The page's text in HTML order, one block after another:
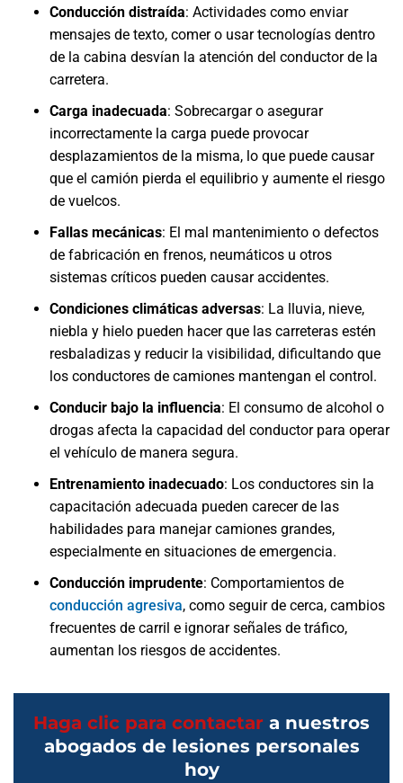
Conducción distraída: Actividades como enviar
mensajes de texto, comer o usar tecnologías dentro
de la cabina desvían la atención del conductor de la
carretera.
Carga inadecuada: Sobrecargar o asegurar
incorrectamente la carga puede provocar
desplazamientos de la misma, lo que puede causar
que el camión pierda el equilibrio y aumente el riesgo
de vuelcos.
Fallas mecánicas: El mal mantenimiento o defectos
de fabricación en frenos, neumáticos u otros
sistemas críticos pueden causar accidentes.
Condiciones climáticas adversas: La lluvia, nieve,
niebla y hielo pueden hacer que las carreteras estén
resbaladizas y reducir la visibilidad, dificultando que
los conductores de camiones mantengan el control.
Conducir bajo la influencia: El consumo de alcohol o
drogas afecta la capacidad del conductor para operar
el vehículo de manera segura.
Entrenamiento inadecuado: Los conductores sin la
capacitación adecuada pueden carecer de las
habilidades para manejar camiones grandes,
especialmente en situaciones de emergencia.
Conducción imprudente: Comportamientos de
conducción agresiva, como seguir de cerca, cambios
frecuentes de carril e ignorar señales de tráfico,
aumentan los riesgos de accidentes.
Haga clic para contactar a nuestros
abogados de lesiones personales
hoy